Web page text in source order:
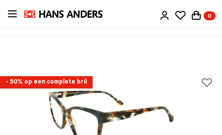
Ga
0
- 50% op een complete bril